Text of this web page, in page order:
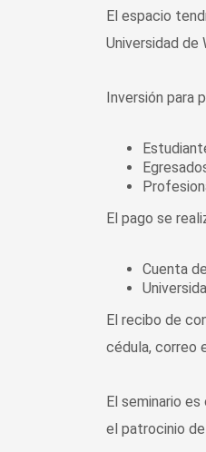
El espacio
Universidad de
Inversión para
El pago se
Cuenta
El recibo de
cédula, correo
El seminario
el patrocinio de